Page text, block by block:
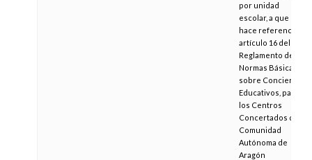
por unidad
escolar, a que
hace referencia el
artículo 16 del
Reglamento de
Normas Básicas
sobre Conciertos
Educativos, para
los Centros
Concertados de la
Comunidad
Autónoma de
Aragón